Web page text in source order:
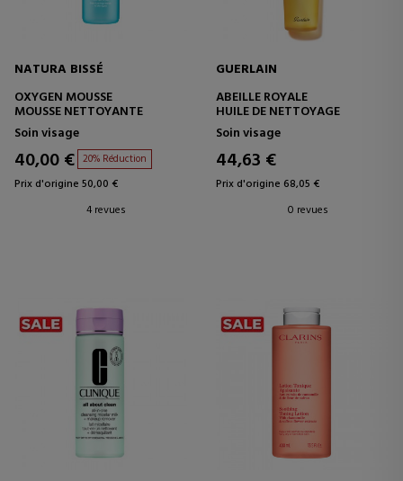
NATURA BISSÉ
OXYGEN MOUSSE
MOUSSE NETTOYANTE
Soin visage
40,00 € 20% Réduction
Prix d'origine 50,00 €
4 revues
GUERLAIN
ABEILLE ROYALE
HUILE DE NETTOYAGE
Soin visage
44,63 €
Prix d'origine 68,05 €
0 revues